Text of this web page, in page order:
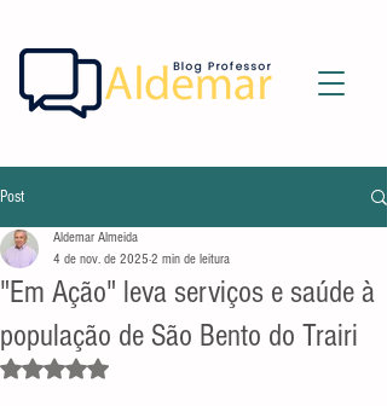
Post
"Em Ação" leva serviços e saúde à
população de São Bento do Trairi
Aldemar Almeida
4 de nov. de 2025 2 min de leitura
Avaliado com NaN de 5 estrelas.